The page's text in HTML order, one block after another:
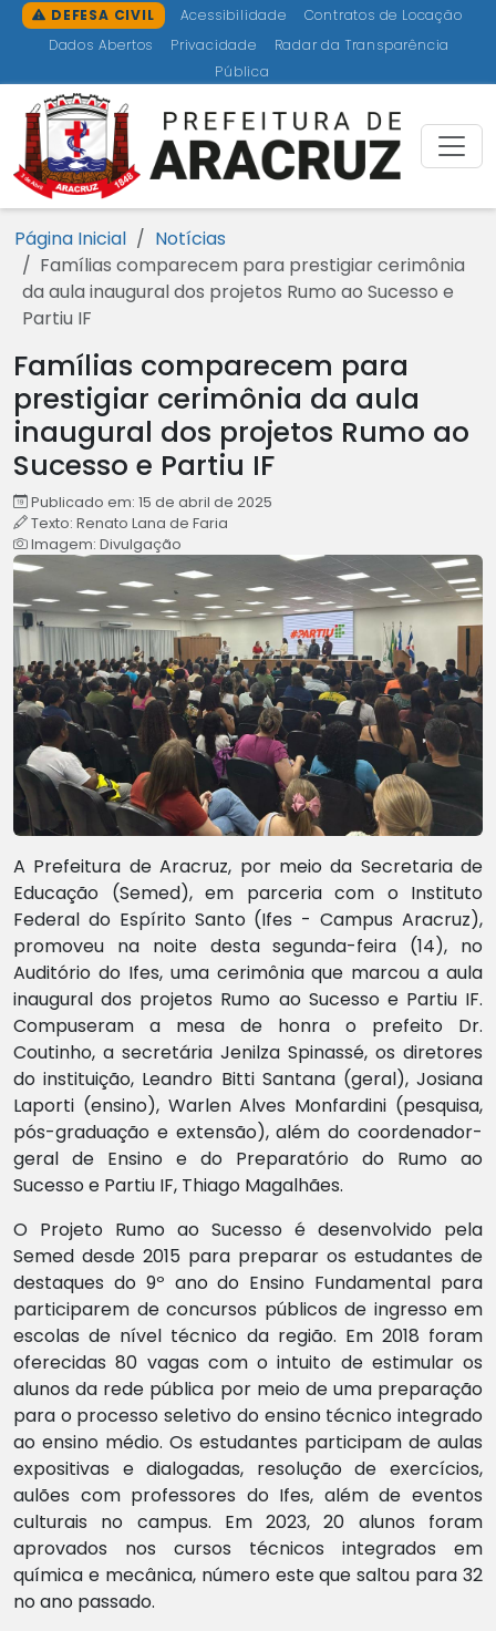
Ir para o conteúdo [1]
Ir para o menu [2]
Ir para a busca [3]
Ir para o rodapé [4]
DEFESA CIVIL Acessibilidade
Contratos de Locação
Dados Abertos
Privacidade
Radar da Transparência
Pública
Página Inicial
Notícias
Famílias comparecem para prestigiar cerimônia
da aula inaugural dos projetos Rumo ao Sucesso e
Partiu IF
Famílias comparecem para
prestigiar cerimônia da aula
inaugural dos projetos Rumo ao
Sucesso e Partiu IF
Publicado em: 15 de abril de 2025
Texto: Renato Lana de Faria
Imagem: Divulgação
A Prefeitura de Aracruz, por meio da Secretaria de
Educação (Semed), em parceria com o Instituto
Federal do Espírito Santo (Ifes - Campus Aracruz),
promoveu na noite desta segunda-feira (14), no
Auditório do Ifes, uma cerimônia que marcou a aula
inaugural dos projetos Rumo ao Sucesso e Partiu IF.
Compuseram a mesa de honra o prefeito Dr.
Coutinho, a secretária Jenilza Spinassé, os diretores
do instituição, Leandro Bitti Santana (geral), Josiana
Laporti (ensino), Warlen Alves Monfardini (pesquisa,
pós-graduação e extensão), além do coordenador-
geral de Ensino e do Preparatório do Rumo ao
Sucesso e Partiu IF, Thiago Magalhães.
O Projeto Rumo ao Sucesso é desenvolvido pela
Semed desde 2015 para preparar os estudantes de
destaques do 9º ano do Ensino Fundamental para
participarem de concursos públicos de ingresso em
escolas de nível técnico da região. Em 2018 foram
oferecidas 80 vagas com o intuito de estimular os
alunos da rede pública por meio de uma preparação
para o processo seletivo do ensino técnico integrado
ao ensino médio. Os estudantes participam de aulas
expositivas e dialogadas, resolução de exercícios,
aulões com professores do Ifes, além de eventos
culturais no campus. Em 2023, 20 alunos foram
aprovados nos cursos técnicos integrados em
química e mecânica, número este que saltou para 32
no ano passado.